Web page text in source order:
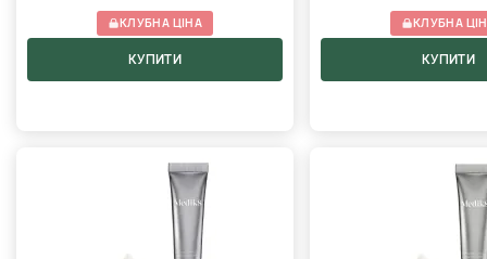
КЛУБНА ЦІНА
КУПИТИ
КЛУБНА
КУПИТИ